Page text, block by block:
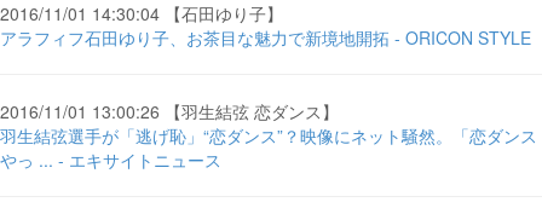
2016/11/01 14:30:04 【石田ゆり子】
アラフィフ石田ゆり子、お茶目な魅力で新境地開拓 - ORICON STYLE
2016/11/01 13:00:26 【羽生結弦 恋ダンス】
羽生結弦選手が「逃げ恥」“恋ダンス”？映像にネット騒然。「恋ダンス
やっ ... - エキサイトニュース